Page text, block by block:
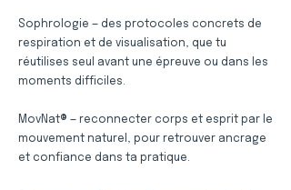
Sophrologie — des protocoles concrets de
respiration et de visualisation, que tu
réutilises seul avant une épreuve ou dans les
moments difficiles.
MovNat® — reconnecter corps et esprit par le
mouvement naturel, pour retrouver ancrage
et confiance dans ta pratique.